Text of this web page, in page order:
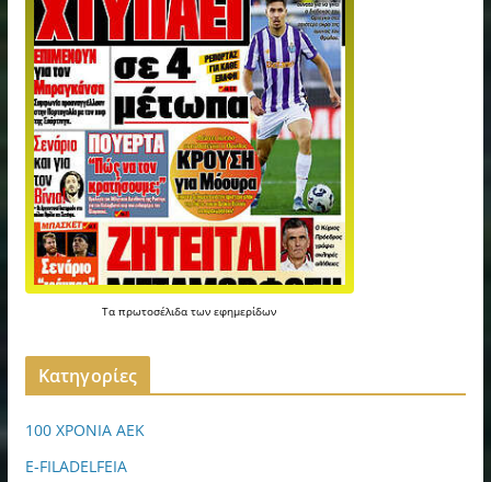
Ταπρωτοσέλιδατωνεφημερίδων
Kατηγορίες
100 ΧΡΟΝΙΑ ΑΕΚ
E-FILADELFEIA